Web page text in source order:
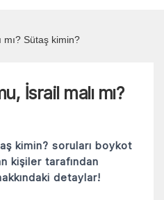
mı? Sütaş kimin?
İsrail malı mı?
kimin? soruları boykot
kişiler tarafından
detaylar!